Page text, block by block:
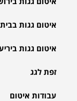
איטום גגות
איטום גגות
זפת לגג
עבודות איטום